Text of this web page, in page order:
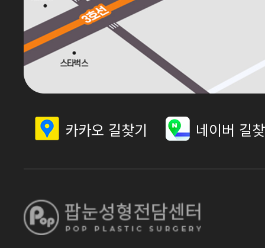
카카오 길찾기 네이버 길